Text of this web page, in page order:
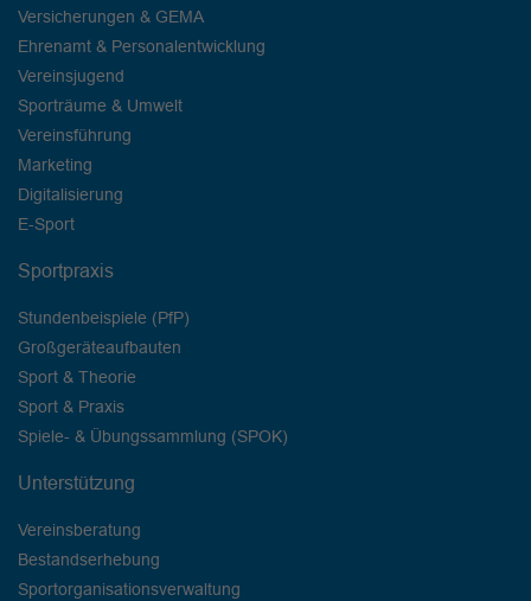
Versicherungen & GEMA
Ehrenamt & Personalentwicklung
Vereinsjugend
Sporträume & Umwelt
Vereinsführung
Marketing
Digitalisierung
E-Sport
Sportpraxis
Stundenbeispiele (PfP)
Großgeräteaufbauten
Sport & Theorie
Sport & Praxis
Spiele- & Übungssammlung (SPOK)
Unterstützung
Vereinsberatung
Bestandserhebung
Sportorganisationsverwaltung